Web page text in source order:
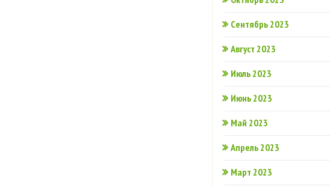
Сентябрь 2023
Август 2023
Июль 2023
Июнь 2023
Май 2023
Апрель 2023
Март 2023